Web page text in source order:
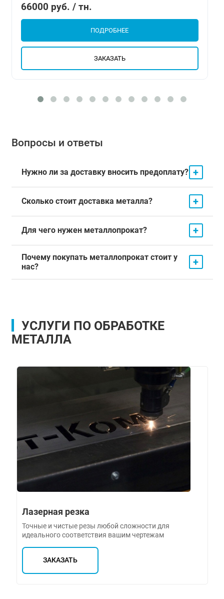
66000 руб. / тн.
ПОДРОБНЕЕ
ЗАКАЗАТЬ
Вопросы и ответы
Нужно ли за доставку вносить предоплату? +
Сколько стоит доставка металла? +
Для чего нужен металлопрокат? +
Почему покупать металлопрокат стоит у
нас?
+
УСЛУГИ ПО ОБРАБОТКЕ
МЕТАЛЛА
Лазерная резка
Точные и чистые резы любой сложности для
идеального соответствия вашим чертежам
ЗАКАЗАТЬ